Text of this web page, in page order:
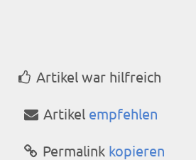
Artikel war hilfreich
Artikel empfehlen
Permalink kopieren